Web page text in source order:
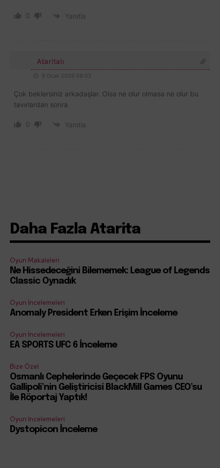
0 Yanıtla
Ataritalı
9 Ocak 2026 08:03
Çok beklersiniz arkadaşlar. Olsa ne olur olmasa ne olur bu
tavırlardan sonra
0 Yanıtla
Daha Fazla Atarita
Oyun Makaleleri
Ne Hissedeceğini Bilememek: League of Legends
Classic Oynadık
Oyun İncelemeleri
Anomaly President Erken Erişim İnceleme
Oyun İncelemeleri
EA SPORTS UFC 6 İnceleme
Bize Özel
Osmanlı Cephelerinde Geçecek FPS Oyunu
Gallipoli’nin Geliştiricisi BlackMill Games CEO’su
İle Röportaj Yaptık!
Oyun İncelemeleri
Dystopicon İnceleme